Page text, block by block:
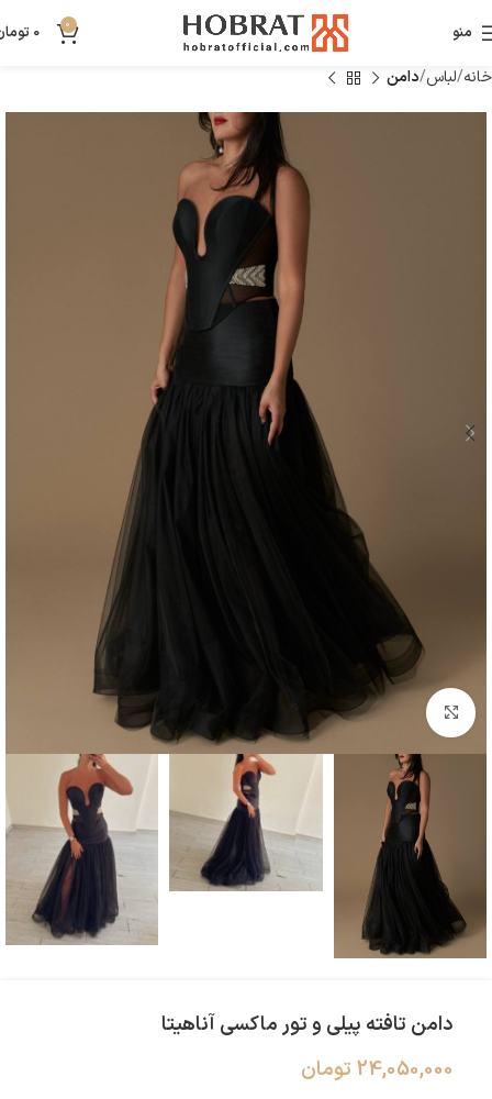
منو 0
0
خانه لباس دامن
بزرگنمایی تصویر
دامن تافته پیلی و تور ماکسی آناهیتا
24,050,000 تومان